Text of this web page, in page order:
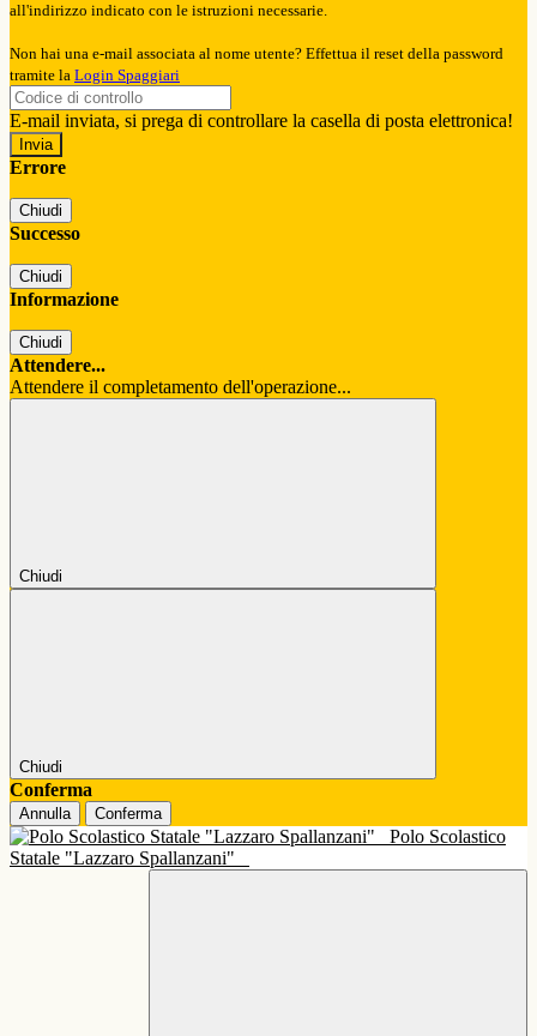
all'indirizzo indicato con le istruzioni necessarie.
Non hai una e-mail associata al nome utente? Effettua il reset della password
tramite la Login Spaggiari
E-mail inviata, si prega di controllare la casella di posta elettronica!
Errore
Chiudi
Successo
Chiudi
Informazione
Chiudi
Attendere...
Attendere il completamento dell'operazione...
Chiudi
Chiudi
Conferma
Annulla Conferma
Polo Scolastico
Statale "Lazzaro Spallanzani"